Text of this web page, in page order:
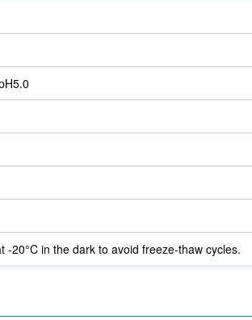
-20°C in the dark to avoid freeze-thaw cycles.